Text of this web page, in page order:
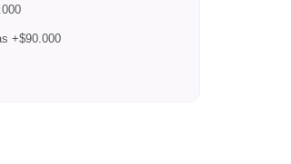
+$90.000